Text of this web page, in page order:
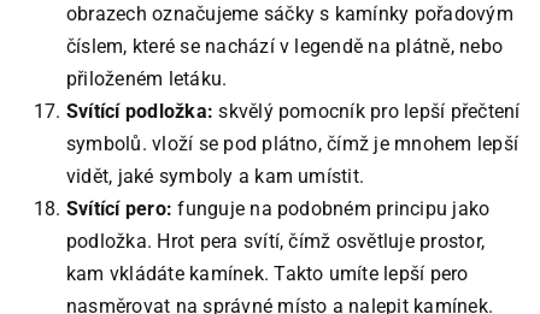
obrazech označujeme sáčky s kamínky pořadovým
číslem, které se nachází v legendě na plátně, nebo
přiloženém letáku.
Svítící podložka: skvělý pomocník pro lepší přečtení
symbolů. vloží se pod plátno, čímž je mnohem lepší
vidět, jaké symboly a kam umístit.
Svítící pero: funguje na podobném principu jako
podložka. Hrot pera svítí, čímž osvětluje prostor,
kam vkládáte kamínek. Takto umíte lepší pero
nasměrovat na správné místo a nalepit kamínek.